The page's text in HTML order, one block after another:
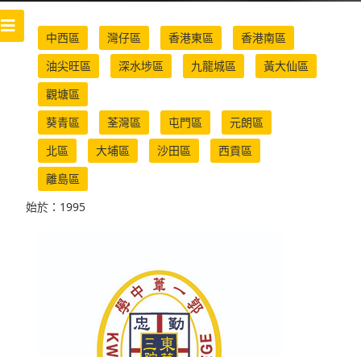
中西區 灣仔區 香港東區
香港南區
油尖旺區
深水埗區 九龍城區
黃大仙區
觀塘區
葵青區
荃灣區 屯門區
元朗區
北區
大埔區 沙田區
西貢區
離島區
始於：1995